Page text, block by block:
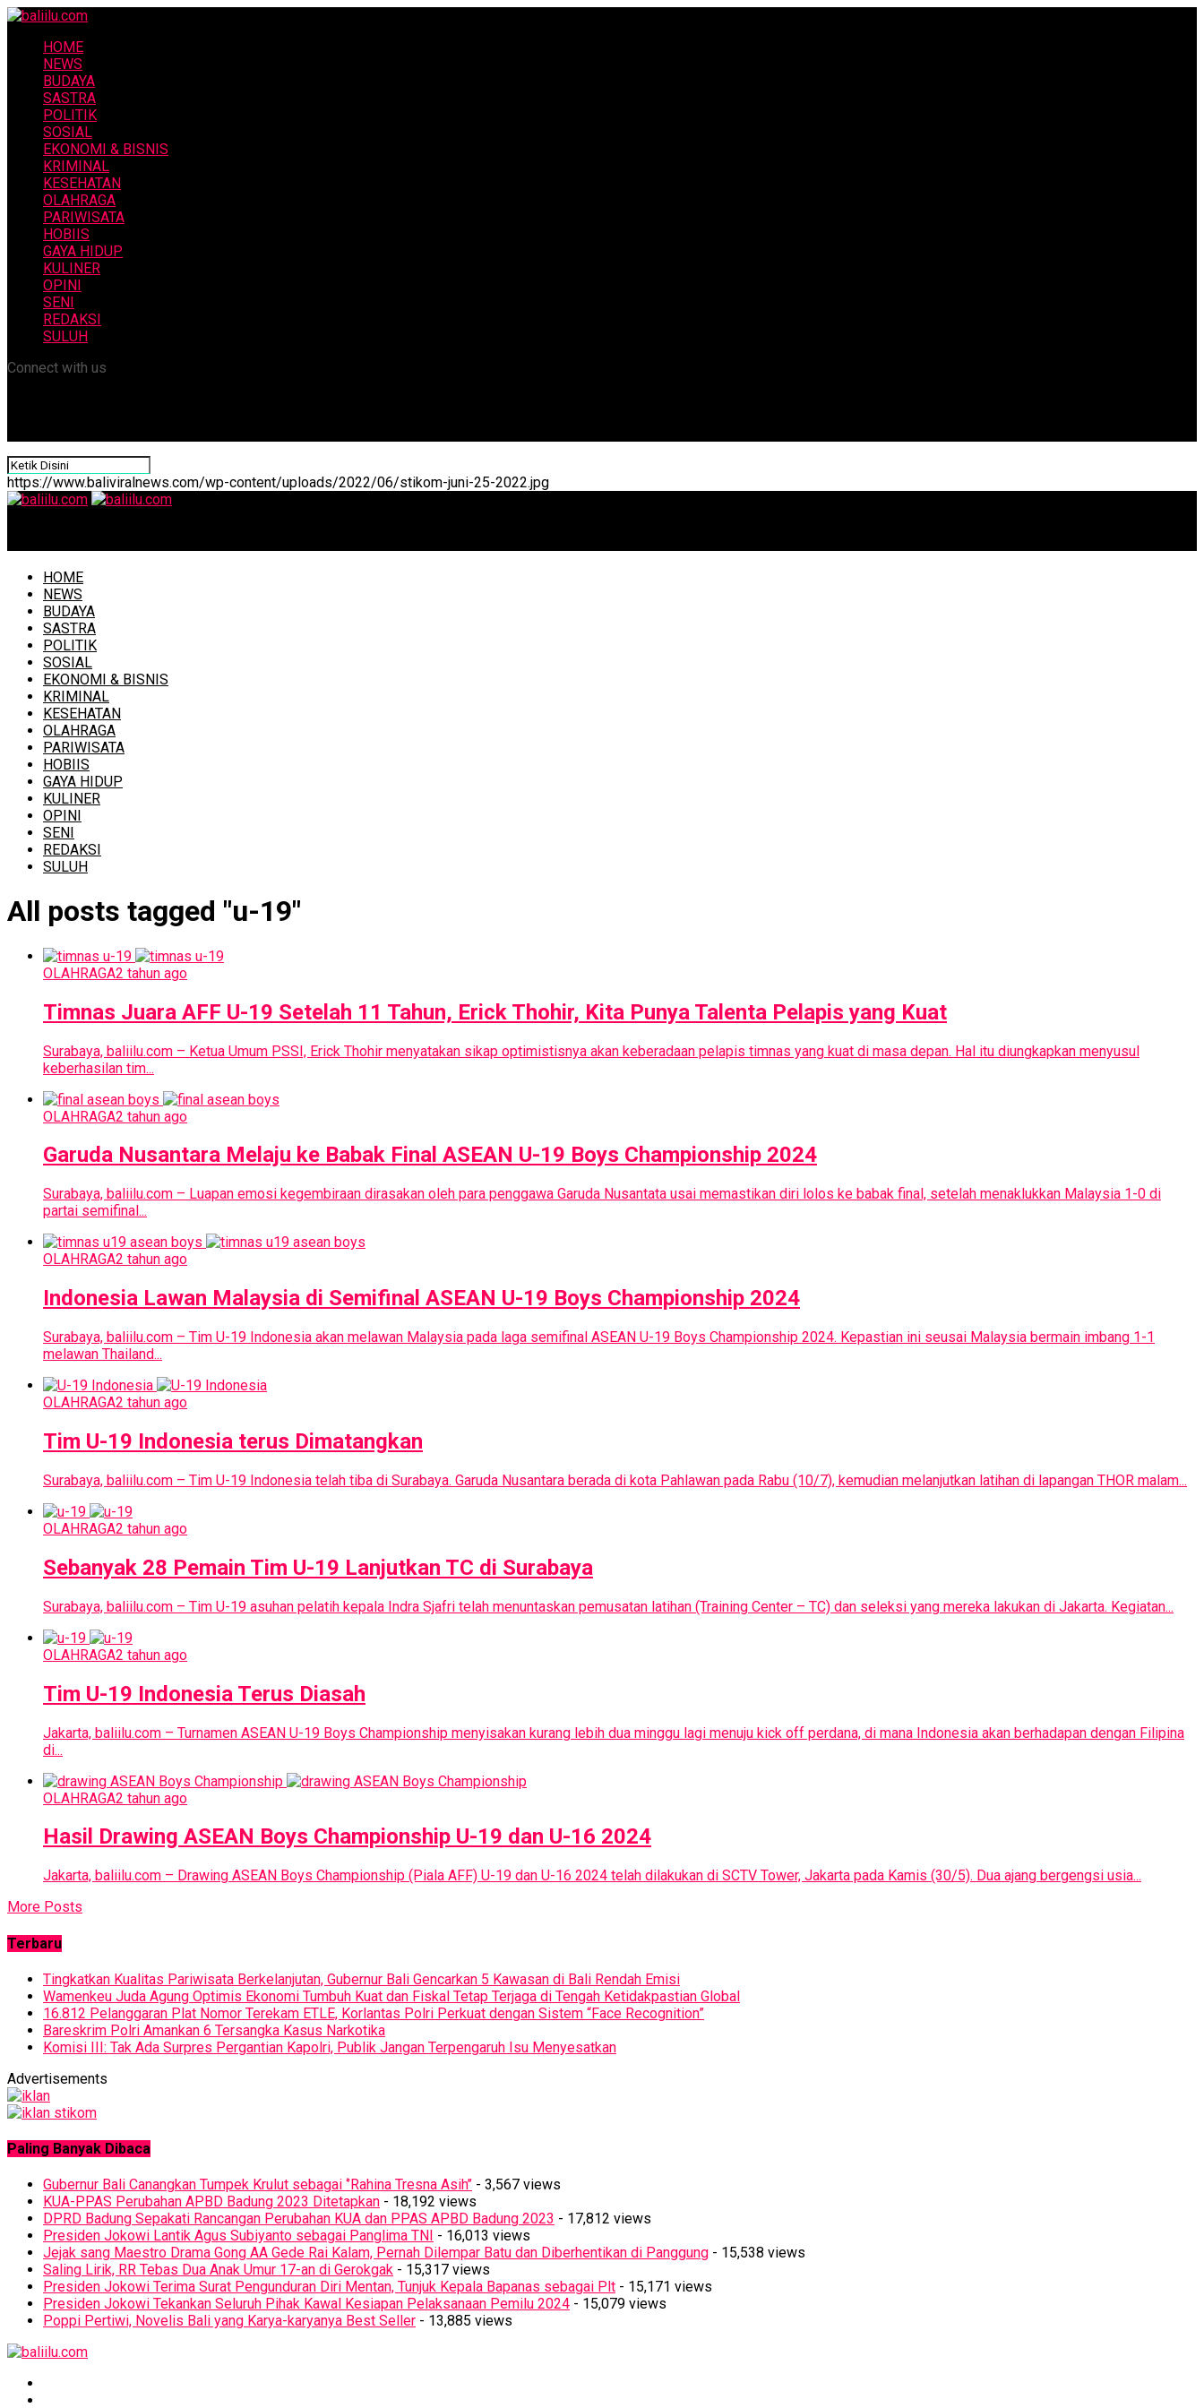
HOME
NEWS
BUDAYA
SASTRA
POLITIK
SOSIAL
EKONOMI & BISNIS
KRIMINAL
KESEHATAN
OLAHRAGA
PARIWISATA
HOBIIS
GAYA HIDUP
KULINER
OPINI
SENI
REDAKSI
SULUH
Connect with us
https://www.baliviralnews.com/wp-content/uploads/2022/06/stikom-juni-25-2022.jpg
HOME
NEWS
BUDAYA
SASTRA
POLITIK
SOSIAL
EKONOMI & BISNIS
KRIMINAL
KESEHATAN
OLAHRAGA
PARIWISATA
HOBIIS
GAYA HIDUP
KULINER
OPINI
SENI
REDAKSI
SULUH
All posts tagged "u-19"
OLAHRAGA2 tahun ago
Timnas Juara AFF U-19 Setelah 11 Tahun, Erick Thohir, Kita Punya Talenta Pelapis yang Kuat
Surabaya, baliilu.com – Ketua Umum PSSI, Erick Thohir menyatakan sikap optimistisnya akan keberadaan pelapis timnas yang kuat di masa depan. Hal itu diungkapkan menyusul
keberhasilan tim...
OLAHRAGA2 tahun ago
Garuda Nusantara Melaju ke Babak Final ASEAN U-19 Boys Championship 2024
Surabaya, baliilu.com – Luapan emosi kegembiraan dirasakan oleh para penggawa Garuda Nusantata usai memastikan diri lolos ke babak final, setelah menaklukkan Malaysia 1-0 di
partai semifinal...
OLAHRAGA2 tahun ago
Indonesia Lawan Malaysia di Semifinal ASEAN U-19 Boys Championship 2024
Surabaya, baliilu.com – Tim U-19 Indonesia akan melawan Malaysia pada laga semifinal ASEAN U-19 Boys Championship 2024. Kepastian ini seusai Malaysia bermain imbang 1-1
melawan Thailand...
OLAHRAGA2 tahun ago
Tim U-19 Indonesia terus Dimatangkan
Surabaya, baliilu.com – Tim U-19 Indonesia telah tiba di Surabaya. Garuda Nusantara berada di kota Pahlawan pada Rabu (10/7), kemudian melanjutkan latihan di lapangan THOR malam...
OLAHRAGA2 tahun ago
Sebanyak 28 Pemain Tim U-19 Lanjutkan TC di Surabaya
Surabaya, baliilu.com – Tim U-19 asuhan pelatih kepala Indra Sjafri telah menuntaskan pemusatan latihan (Training Center – TC) dan seleksi yang mereka lakukan di Jakarta. Kegiatan...
OLAHRAGA2 tahun ago
Tim U-19 Indonesia Terus Diasah
Jakarta, baliilu.com – Turnamen ASEAN U-19 Boys Championship menyisakan kurang lebih dua minggu lagi menuju kick off perdana, di mana Indonesia akan berhadapan dengan Filipina
di...
OLAHRAGA2 tahun ago
Hasil Drawing ASEAN Boys Championship U-19 dan U-16 2024
Jakarta, baliilu.com – Drawing ASEAN Boys Championship (Piala AFF) U-19 dan U-16 2024 telah dilakukan di SCTV Tower, Jakarta pada Kamis (30/5). Dua ajang bergengsi usia...
More Posts
Terbaru
Tingkatkan Kualitas Pariwisata Berkelanjutan, Gubernur Bali Gencarkan 5 Kawasan di Bali Rendah Emisi
Wamenkeu Juda Agung Optimis Ekonomi Tumbuh Kuat dan Fiskal Tetap Terjaga di Tengah Ketidakpastian Global
16.812 Pelanggaran Plat Nomor Terekam ETLE, Korlantas Polri Perkuat dengan Sistem “Face Recognition”
Bareskrim Polri Amankan 6 Tersangka Kasus Narkotika
Komisi III: Tak Ada Surpres Pergantian Kapolri, Publik Jangan Terpengaruh Isu Menyesatkan
Advertisements
Paling Banyak Dibaca
Gubernur Bali Canangkan Tumpek Krulut sebagai ‘’Rahina Tresna Asih’’ - 3,567 views
KUA-PPAS Perubahan APBD Badung 2023 Ditetapkan - 18,192 views
DPRD Badung Sepakati Rancangan Perubahan KUA dan PPAS APBD Badung 2023 - 17,812 views
Presiden Jokowi Lantik Agus Subiyanto sebagai Panglima TNI
- 16,013 views
Jejak sang Maestro Drama Gong AA Gede Rai Kalam, Pernah Dilempar Batu dan Diberhentikan di Panggung - 15,538 views
Saling Lirik, RR Tebas Dua Anak Umur 17-an di Gerokgak - 15,317 views
Presiden Jokowi Terima Surat Pengunduran Diri Mentan, Tunjuk Kepala Bapanas sebagai Plt - 15,171 views
Presiden Jokowi Tekankan Seluruh Pihak Kawal Kesiapan Pelaksanaan Pemilu 2024 - 15,079 views
Poppi Pertiwi, Novelis Bali yang Karya-karyanya Best Seller - 13,885 views